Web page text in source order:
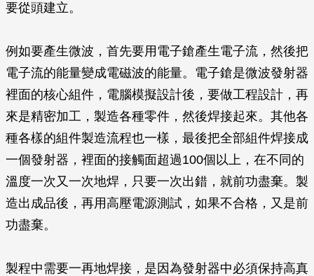
要從頭建立。
例如要產生微波，首先要用電子鎗產生電子流，然後把
電子流的能量變成電磁波的能量。電子鎗是微波發射器
裡面的核心組件，電腦模擬設計後，要做工程設計，再
來是精密加工，製造各種零件，然後焊接起來。其他各
種各樣的組件製造流程也一樣，最後把全部組件焊接成
一個發射器，裡面的接觸面超過100個以上，在不同的
溫度一次又一次地焊，只要一次出錯，就前功盡棄。製
造出成品後，再用高壓電源測試，如果不合格，又是前
功盡棄。
製程中需要一再地焊接，是因為發射器中必須保持高真